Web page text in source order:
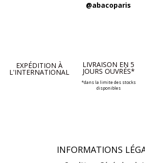
@abacoparis
EXPÉDITION À
L'INTERNATIONAL
LIVRAISON EN 5
JOURS OUVRÉS*
*dans la limite des stocks
disponibles
INFORMATIONS